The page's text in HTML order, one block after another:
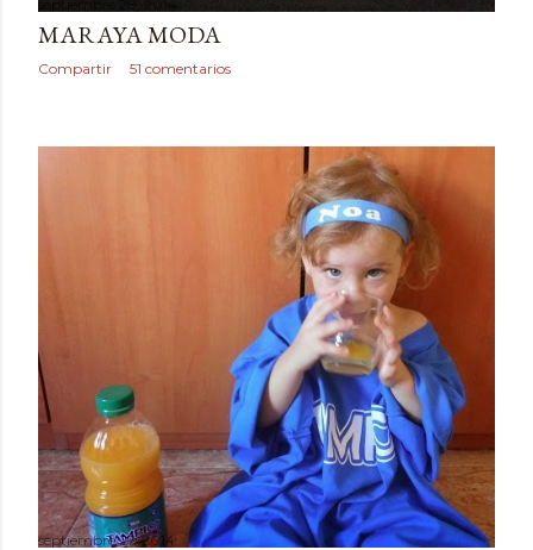
MARAYA MODA
Compartir 51 comentarios
septiembre 27, 2014